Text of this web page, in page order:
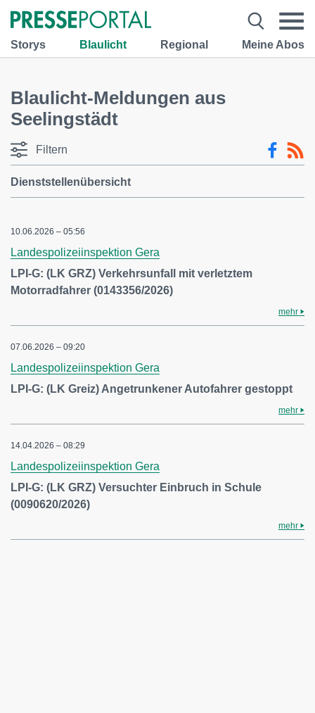
Storys Blaulicht Regional Meine Abos
Blaulicht-Meldungen aus
Seelingstädt
Filtern
Dienststellenübersicht
10.06.2026 – 05:56
Landespolizeiinspektion Gera
LPI-G: (LK GRZ) Verkehrsunfall mit verletztem
Motorradfahrer (0143356/2026)
mehr
07.06.2026 – 09:20
Landespolizeiinspektion Gera
LPI-G: (LK Greiz) Angetrunkener Autofahrer gestoppt
mehr
14.04.2026 – 08:29
Landespolizeiinspektion Gera
LPI-G: (LK GRZ) Versuchter Einbruch in Schule
(0090620/2026)
mehr